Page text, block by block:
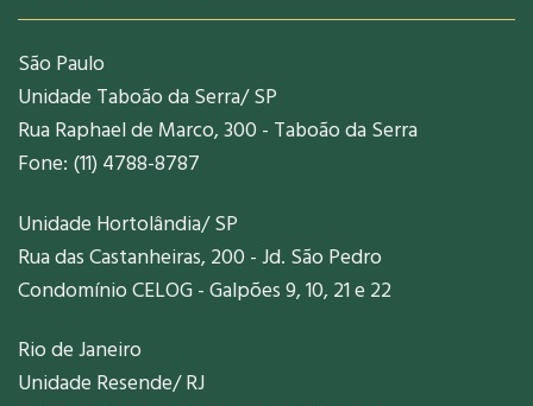
São Paulo
Unidade Taboão da Serra/ SP
Rua Raphael de Marco, 300 - Taboão da Serra
Fone: (11) 4788-8787
Unidade Hortolândia/ SP
Rua das Castanheiras, 200 - Jd. São Pedro
Condomínio CELOG - Galpões 9, 10, 21 e 22
Rio de Janeiro
Unidade Resende/ RJ